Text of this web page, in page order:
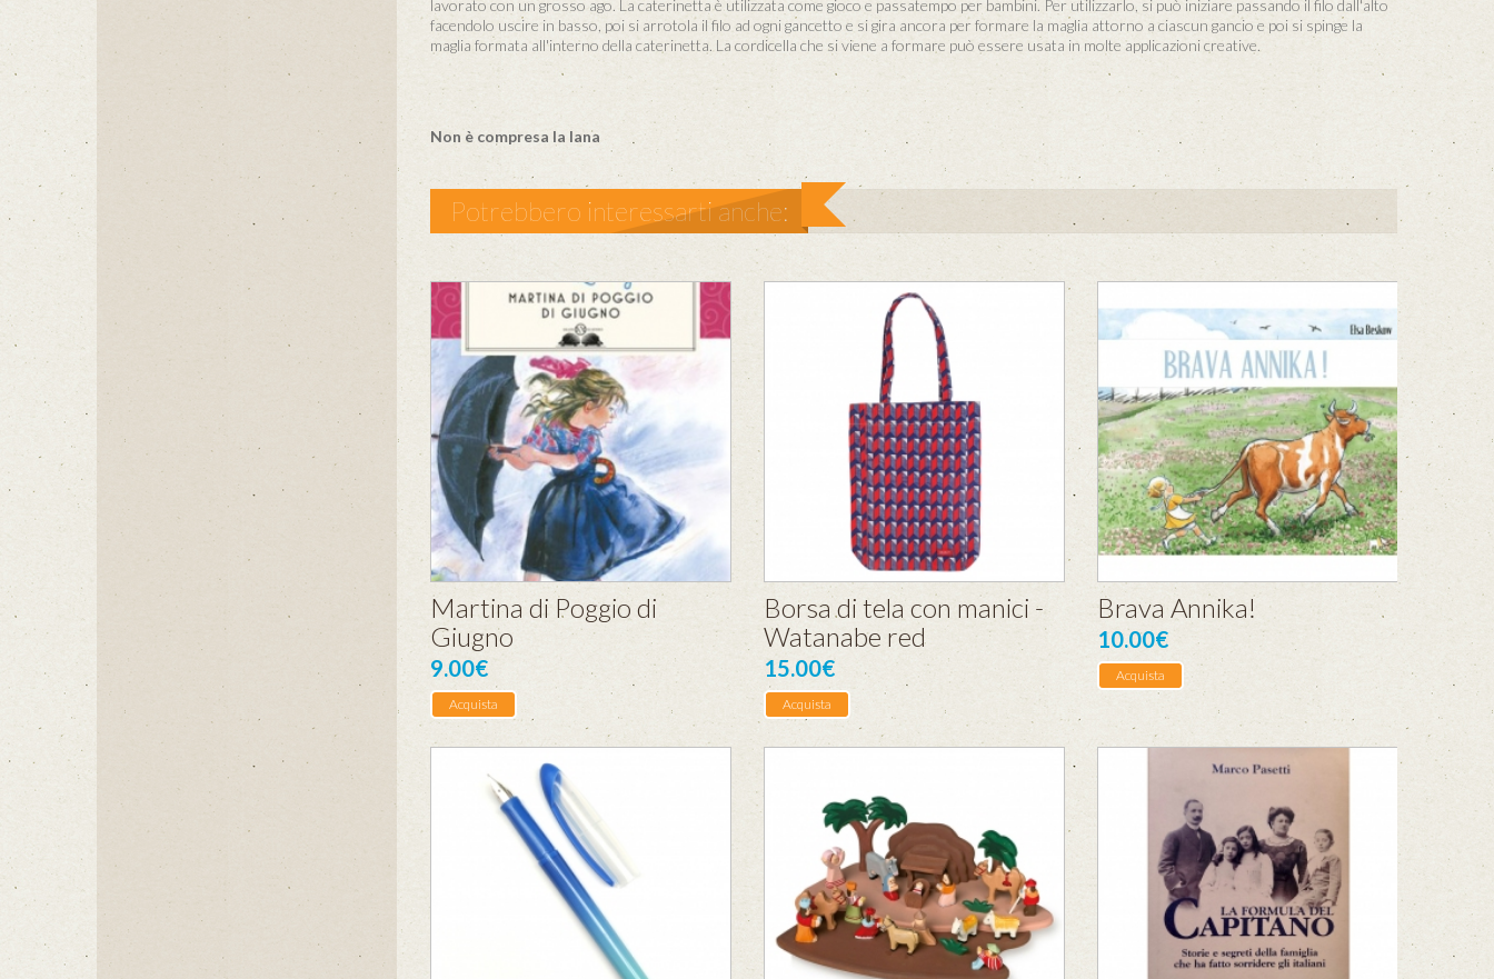
lavorato con un grosso ago. La caterinetta è utilizzata come gioco e passatempo per bambini. Per utilizzarlo, si può iniziare passando il filo dall'alto
facendolo uscire in basso, poi si arrotola il filo ad ogni gancetto e si gira ancora per formare la maglia attorno a ciascun gancio e poi si spinge la
maglia formata all'interno della caterinetta. La cordicella che si viene a formare può essere usata in molte applicazioni creative.
Non è compresa la lana
Potrebbero interessarti anche:
Martina di Poggio di
Giugno
9.00€
Acquista
Borsa di tela con manici -
Watanabe red
15.00€
Acquista
Brava Annika!
10.00€
Acquista